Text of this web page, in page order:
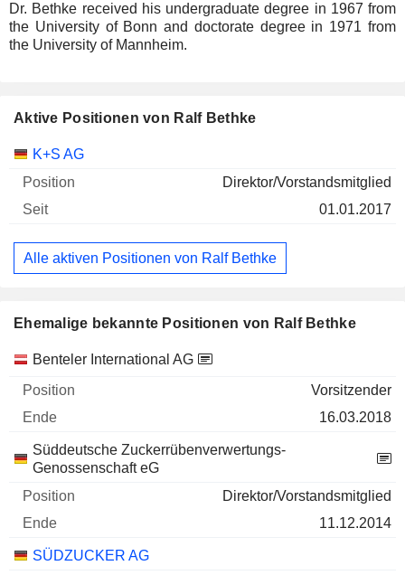
Dr. Bethke received his undergraduate degree in 1967 from
the University of Bonn and doctorate degree in 1971 from
the University of Mannheim.
Aktive Positionen von Ralf Bethke
Unternehmen
K+S AG
Direktor/Vorstandsmitglied
01.01.2017
Alle aktiven Positionen von Ralf Bethke
Ehemalige bekannte Positionen von Ralf Bethke
Unternehmen Position Ende
Benteler International AG
Vorsitzender
16.03.2018
Süddeutsche Zuckerrübenverwertungs-
Genossenschaft eG
Direktor/Vorstandsmitglied
11.12.2014
SÜDZUCKER AG